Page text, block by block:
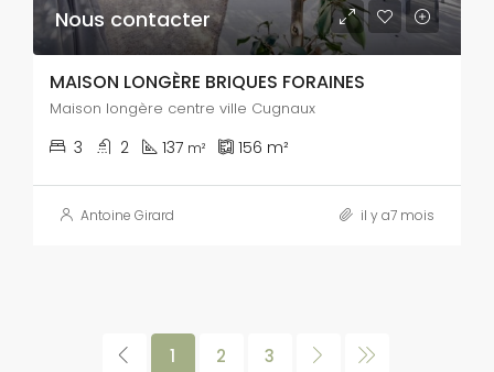
Nous contacter
MAISON LONGÈRE BRIQUES FORAINES
Maison longère centre ville Cugnaux
3 2 137 m² 156 m²
Antoine Girard il y a7 mois
1 2 3